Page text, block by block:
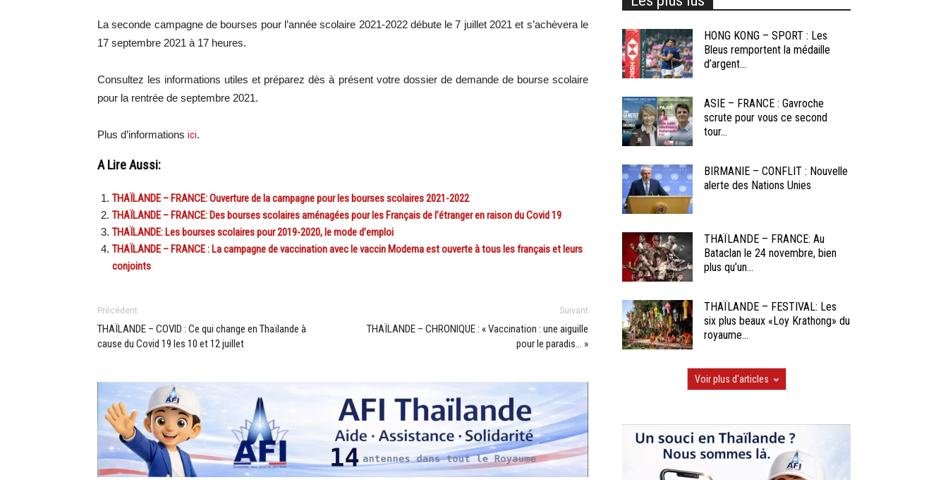
La seconde campagne de bourses pour l’année scolaire 2021-2022 débute le 7 juillet 2021 et s’achèvera le
17 septembre 2021 à 17 heures.
Consultez les informations utiles et préparez dès à présent votre dossier de demande de bourse scolaire
pour la rentrée de septembre 2021.
Plus d’informations ici.
A Lire Aussi:
THAÏLANDE – FRANCE: Ouverture de la campagne pour les bourses scolaires 2021-2022
THAÏLANDE – FRANCE: Des bourses scolaires aménagées pour les Français de l’étranger en raison du Covid 19
THAÏLANDE: Les bourses scolaires pour 2019-2020, le mode d’emploi
THAÏLANDE – FRANCE : La campagne de vaccination avec le vaccin Moderna est ouverte à tous les français et leurs
conjoints
Précédent
THAÏLANDE – COVID : Ce qui change en Thaïlande à
cause du Covid 19 les 10 et 12 juillet
Suivant
THAÏLANDE – CHRONIQUE : « Vaccination : une aiguille
pour le paradis… »
HONG KONG – SPORT : Les
Bleus remportent la médaille
d’argent...
ASIE – FRANCE : Gavroche
scrute pour vous ce second
tour...
BIRMANIE – CONFLIT : Nouvelle
alerte des Nations Unies
THAÏLANDE – FRANCE: Au
Bataclan le 24 novembre, bien
plus qu’un...
THAÏLANDE – FESTIVAL: Les
six plus beaux «Loy Krathong» du
royaume...
Voir plus d'articles